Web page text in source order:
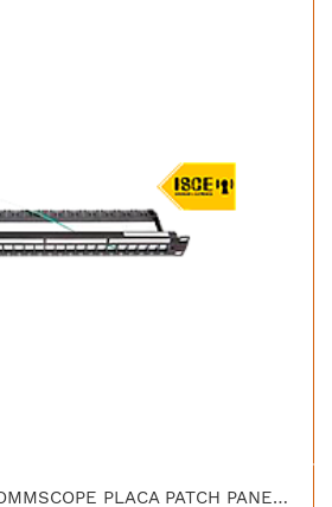
[2153437-1] AMP/COMMSCOPE PLACA PATCH PANEL 24 PUERTOS MODULAR Cat6A